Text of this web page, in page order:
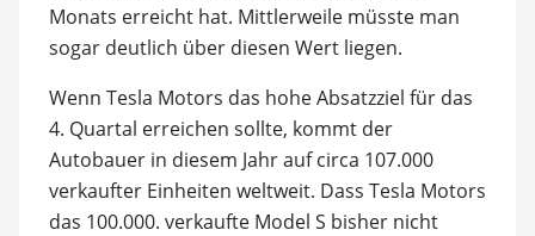
Monats erreicht hat. Mittlerweile müsste man
sogar deutlich über diesen Wert liegen.
Wenn Tesla Motors das hohe Absatzziel für das
4. Quartal erreichen sollte, kommt der
Autobauer in diesem Jahr auf circa 107.000
verkaufter Einheiten weltweit. Dass Tesla Motors
das 100.000. verkaufte Model S bisher nicht